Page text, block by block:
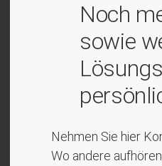
Noch
sowie
Nehmen Sie hier
Wo andere